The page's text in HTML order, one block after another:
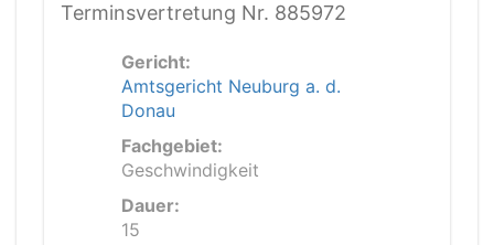
Terminsvertretung Nr. 885972
Gericht:
Amtsgericht Neuburg a. d.
Donau
Fachgebiet:
Geschwindigkeit
Dauer:
15